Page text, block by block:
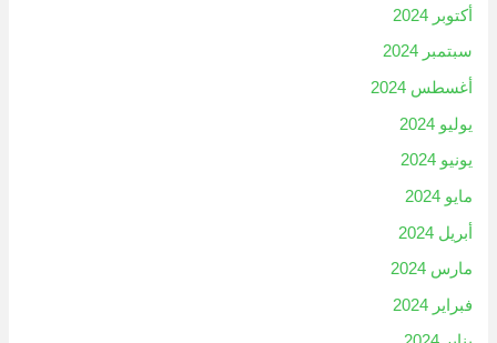
أكتوبر 2024
سبتمبر 2024
أغسطس 2024
يوليو 2024
يونيو 2024
مايو 2024
أبريل 2024
مارس 2024
فبراير 2024